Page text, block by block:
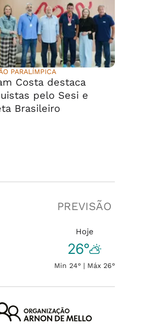
PARALÍMPICA
Costa destaca
pelo Sesi e
Brasileiro
PREVISÃO
Hoje
26°
Min 24° | Máx 26°